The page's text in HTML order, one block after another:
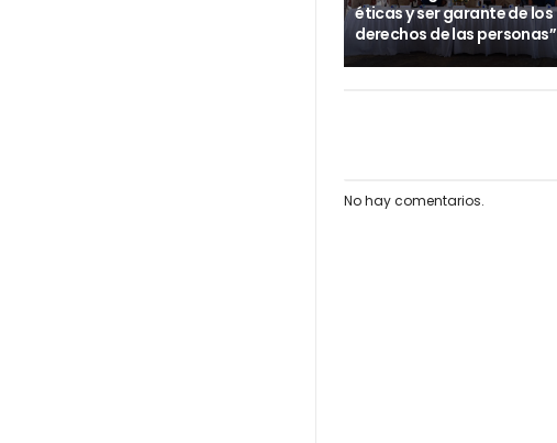
éticas y ser garante de los
derechos de las personas”
No hay comentarios.